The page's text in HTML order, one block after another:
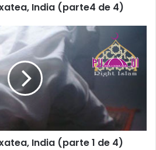
India (parte4 de 4)
India (parte 1 de 4)